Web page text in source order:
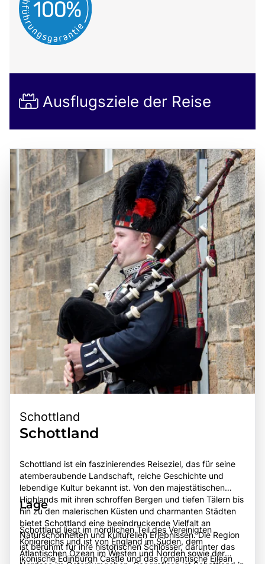
Ausflugsziele der Reise
Schottland
Schottland
Schottland ist ein faszinierendes Reiseziel, das für seine
atemberaubende Landschaft, reiche Geschichte und
lebendige Kultur bekannt ist. Von den majestätischen
Highlands mit ihren schroffen Bergen und tiefen Tälern bis
hin zu den malerischen Küsten und charmanten Städten
bietet Schottland eine beeindruckende Vielfalt an
Naturschönheiten und kulturellen Erlebnissen. Die Region
ist berühmt für ihre historischen Schlösser, darunter das
ikonische Edinburgh Castle und das romantische Eilean
Lage
Schottland liegt im nördlichen Teil des Vereinigten
Königreichs und ist von England im Süden, dem
Atlantischen Ozean im Westen und Norden sowie der